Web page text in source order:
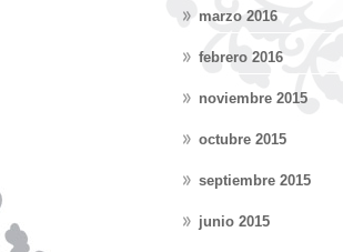
marzo 2016
febrero 2016
noviembre 2015
octubre 2015
septiembre 2015
junio 2015